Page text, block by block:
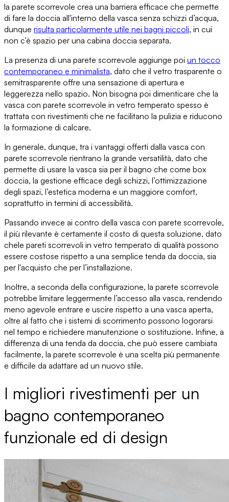
la parete scorrevole crea una barriera efficace che permette
di fare la doccia all'interno della vasca senza schizzi d’acqua,
dunque risulta particolarmente utile nei bagni piccoli, in cui
non c’è spazio per una cabina doccia separata.
La presenza di una parete scorrevole aggiunge poi un tocco
contemporaneo e minimalista, dato che il vetro trasparente o
semitrasparente offre una sensazione di apertura e
leggerezza nello spazio. Non bisogna poi dimenticare che la
vasca con parete scorrevole in vetro temperato spesso è
trattata con rivestimenti che ne facilitano la pulizia e riducono
la formazione di calcare.
In generale, dunque, tra i vantaggi offerti dalla vasca con
parete scorrevole rientrano la grande versatilità, dato che
permette di usare la vasca sia per il bagno che come box
doccia, la gestione efficace degli schizzi, l’ottimizzazione
degli spazi, l’estetica moderna e un maggiore comfort,
soprattutto in termini di accessibilità.
Passando invece ai contro della vasca con parete scorrevole,
il più rilevante è certamente il costo di questa soluzione, dato
chele pareti scorrevoli in vetro temperato di qualità possono
essere costose rispetto a una semplice tenda da doccia, sia
per l'acquisto che per l’installazione.
Inoltre, a seconda della configurazione, la parete scorrevole
potrebbe limitare leggermente l’accesso alla vasca, rendendo
meno agevole entrare e uscire rispetto a una vasca aperta,
oltre al fatto che i sistemi di scorrimento possono logorarsi
nel tempo e richiedere manutenzione o sostituzione. Infine, a
differenza di una tenda da doccia, che può essere cambiata
facilmente, la parete scorrevole è una scelta più permanente
e difficile da adattare ad un nuovo stile.
I migliori rivestimenti per un
bagno contemporaneo
funzionale ed di design